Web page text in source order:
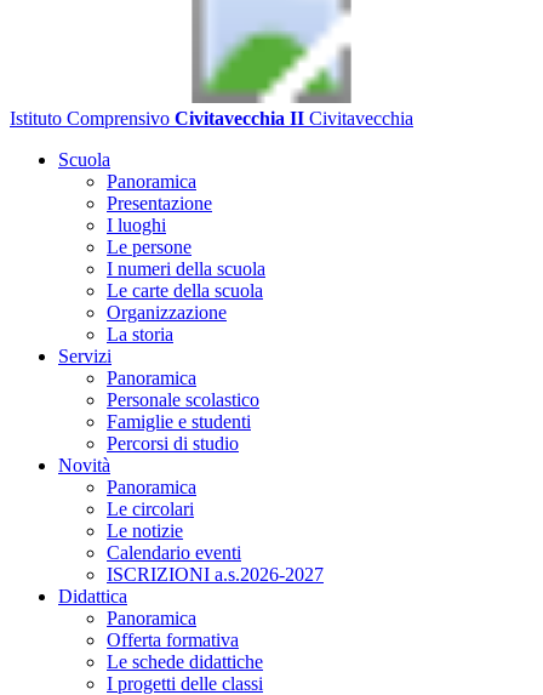
Istituto Comprensivo Civitavecchia II Civitavecchia
Scuola
Panoramica
Presentazione
I luoghi
Le persone
I numeri della scuola
Le carte della scuola
Organizzazione
La storia
Servizi
Panoramica
Personale scolastico
Famiglie e studenti
Percorsi di studio
Novità
Panoramica
Le circolari
Le notizie
Calendario eventi
ISCRIZIONI a.s.2026-2027
Didattica
Panoramica
Offerta formativa
Le schede didattiche
I progetti delle classi